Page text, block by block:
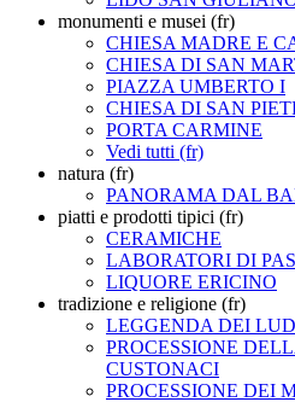
monumenti e musei (fr)
CHIESA MADRE E
CHIESA DI SAN
PIAZZA UMBERTO I
CHIESA DI SAN
PORTA CARMINE
Vedi tutti (fr)
natura (fr)
PANORAMA DAL
piatti e prodotti tipici (fr)
CERAMICHE
LABORATORI DI
LIQUORE ERICINO
tradizione e religione (fr)
LEGGENDA DEI
PROCESSIONE
CUSTONACI
PROCESSIONE DEI